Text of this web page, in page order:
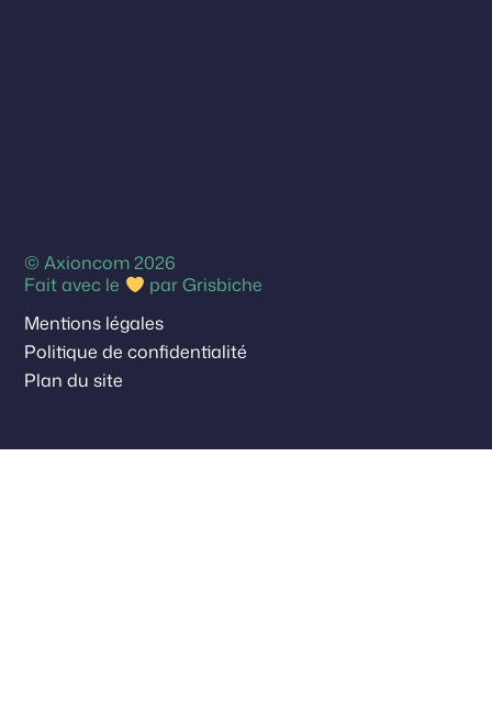
© Axioncom 2026
Fait avec le
parGrisbiche
Mentions légales
Politique de confidentialité
Plan du site